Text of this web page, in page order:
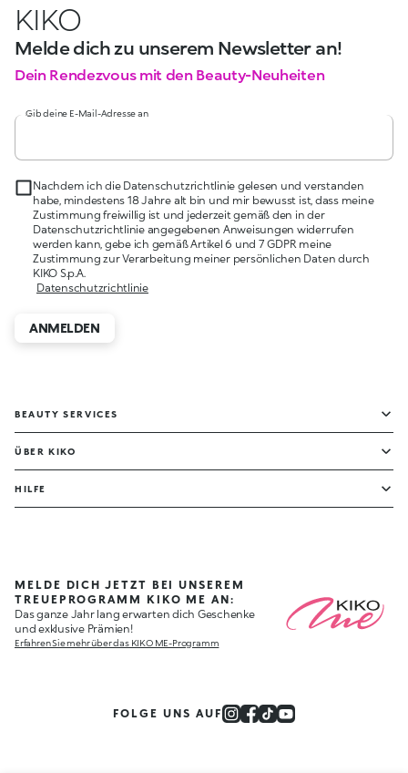
KIKO
Melde dich zu unserem Newsletter an!
Dein Rendezvous mit den Beauty-Neuheiten
Gib deine E-Mail-Adresse an
Nachdem ich die Datenschutzrichtlinie gelesen und verstanden
habe, mindestens 18 Jahre alt bin und mir bewusst ist, dass meine
Zustimmung freiwillig ist und jederzeit gemäß den in der
Datenschutzrichtlinie angegebenen Anweisungen widerrufen
werden kann, gebe ich gemäß Artikel 6 und 7 GDPR meine
Zustimmung zur Verarbeitung meiner persönlichen Daten durch
KIKO S.p.A.
Datenschutzrichtlinie
ANMELDEN
BEAUTY SERVICES
ÜBER KIKO
HILFE
MELDE DICH JETZT BEI UNSEREM
TREUEPROGRAMM KIKO ME AN:
Das ganze Jahr lang erwarten dich Geschenke
und exklusive Prämien!
Erfahren Sie mehr über das KIKO ME-Programm
FOLGE UNS AUF